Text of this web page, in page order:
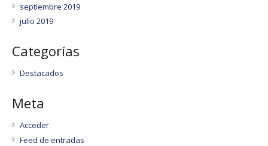
septiembre 2019
julio 2019
Categorías
Destacados
Meta
Acceder
Feed de entradas